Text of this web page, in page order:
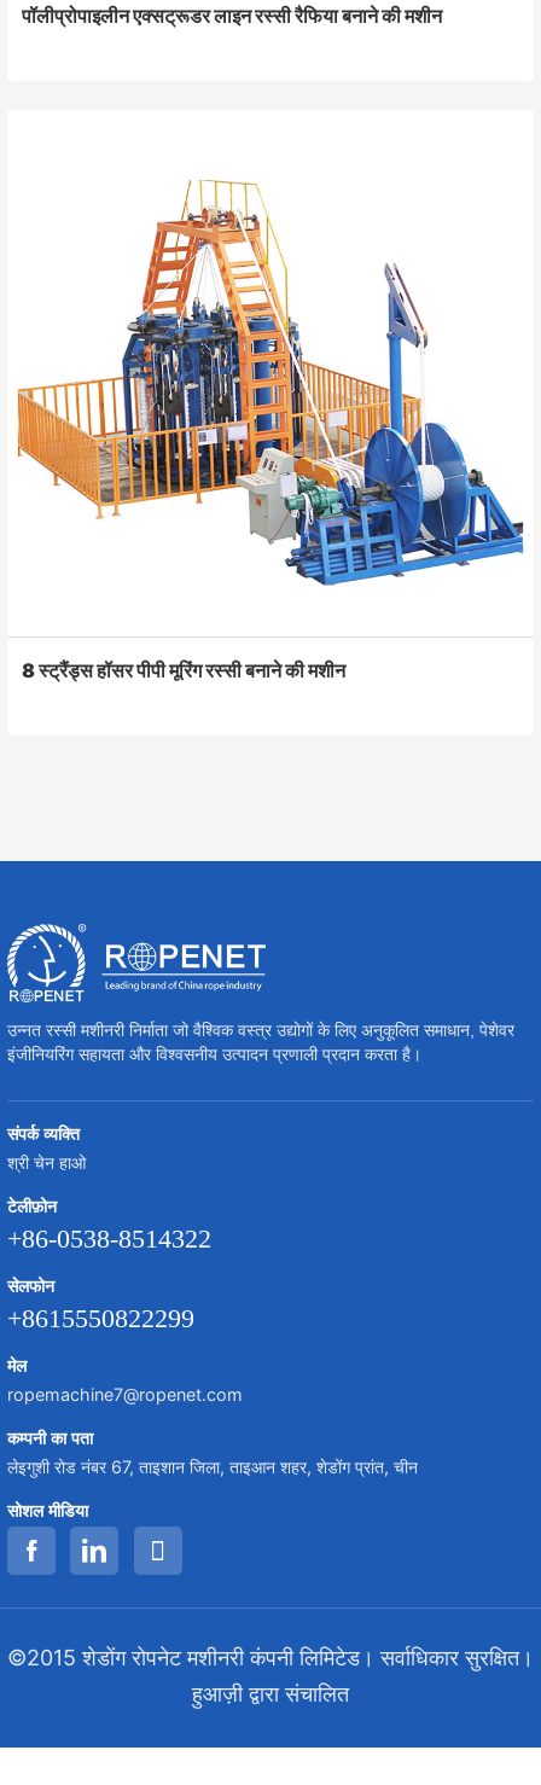
पॉलीप्रोपाइलीन एक्सट्रूडर लाइन रस्सी रैफिया बनाने की मशीन
8 स्ट्रैंड्स हॉसर पीपी मूरिंग रस्सी बनाने की मशीन
उन्नत रस्सी मशीनरी निर्माता जो वैश्विक वस्त्र उद्योगों के लिए अनुकूलित समाधान, पेशेवर
इंजीनियरिंग सहायता और विश्वसनीय उत्पादन प्रणाली प्रदान करता है।
संपर्क व्यक्ति
श्री चेन हाओ
टेलीफ़ोन
+86-0538-8514322
सेलफोन
+8615550822299
मेल
ropemachine7@ropenet.com
कम्पनी का पता
लेइगुशी रोड नंबर 67, ताइशान जिला, ताइआन शहर, शेडोंग प्रांत, चीन
सोशल मीडिया
©2015 शेडोंग रोपनेट मशीनरी कंपनी लिमिटेड। सर्वाधिकार सुरक्षित।
हुआज़ी द्वारा संचालित